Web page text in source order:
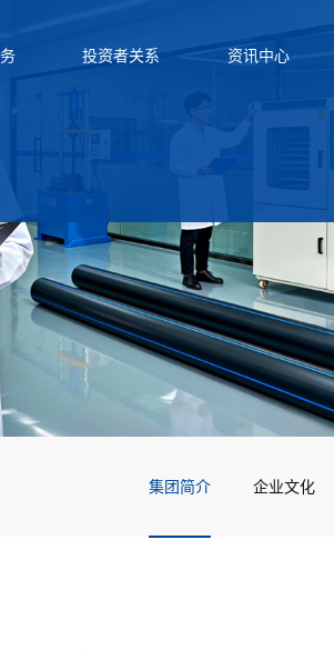
投资者关系 资讯中心
集团简介 企业文化